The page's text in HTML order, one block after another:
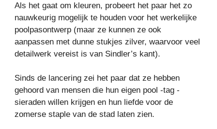
Als het gaat om kleuren, probeert het paar het zo
nauwkeurig mogelijk te houden voor het werkelijke
poolpasontwerp (maar ze kunnen ze ook
aanpassen met dunne stukjes zilver, waarvoor veel
detailwerk vereist is van Sindler’s kant).
Sinds de lancering zei het paar dat ze hebben
gehoord van mensen die hun eigen pool -tag -
sieraden willen krijgen en hun liefde voor de
zomerse staple van de stad laten zien.